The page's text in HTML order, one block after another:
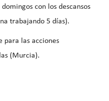
con los descansos
trabajando 5 días).
para las acciones
(Murcia).